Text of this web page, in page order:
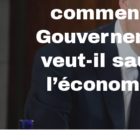
veut-il